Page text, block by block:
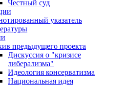
Честный суд
указатель
предыдущего проекта
Дискуссия о "кризисе
либерализма"
Идеология консерватизма
Национальная идея